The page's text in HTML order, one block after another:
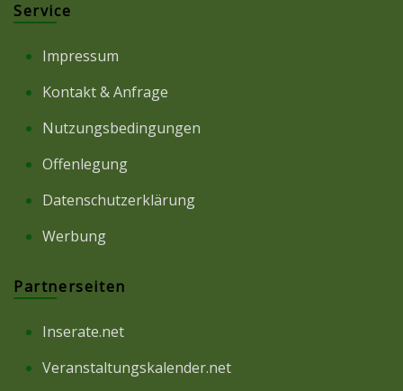
Service
Impressum
Kontakt & Anfrage
Nutzungsbedingungen
Offenlegung
Datenschutzerklärung
Werbung
Partnerseiten
Inserate.net
Veranstaltungskalender.net